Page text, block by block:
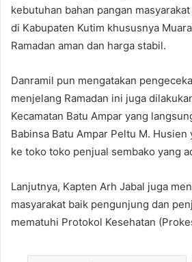
kebutuhan bahan pangan
di Kabupaten Kutim khususnya
Ramadan aman dan harga stabil.
Danramil pun mengatakan
menjelang Ramadan ini juga
Kecamatan Batu Ampar yang
Babinsa Batu Ampar Peltu M.
ke toko toko penjual sembako yang
Lanjutnya, Kapten Arh Jabal juga
masyarakat baik pengunjung dan
mematuhi Protokol Kesehatan